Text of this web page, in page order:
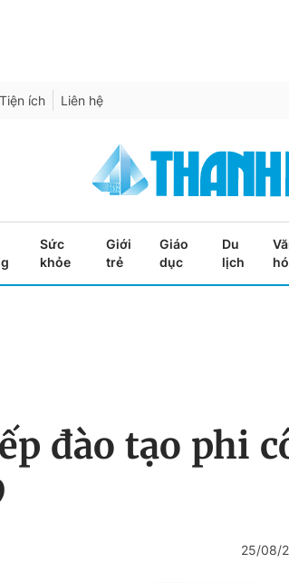
Tiện ích Liên hệ
Sức
khỏe
Giới
trẻ
Giáo
dục
Du
lịch
đào tạo phi
25/08/